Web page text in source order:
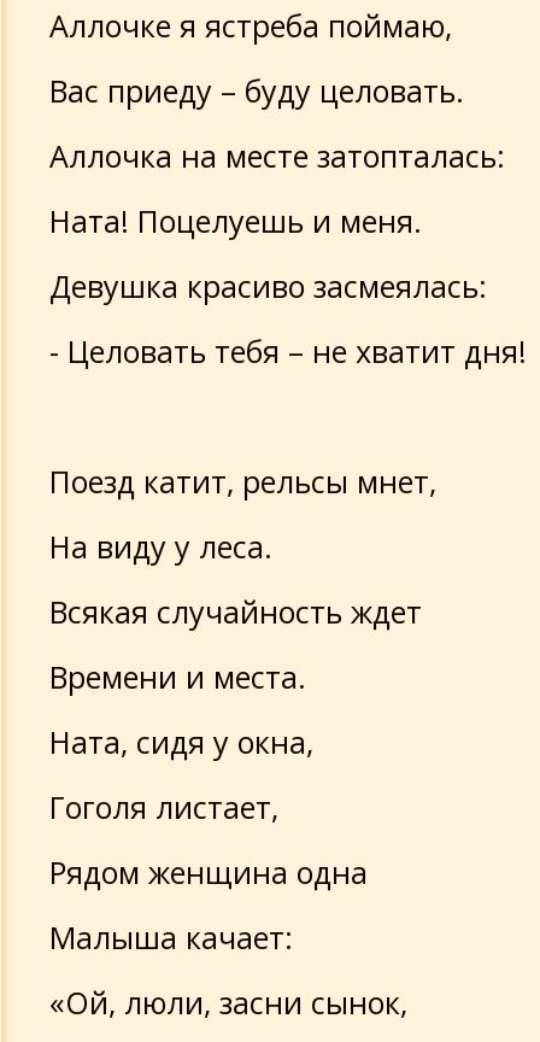
Аллочке я ястреба поймаю,
Вас приеду – буду целовать.
Аллочка на месте затопталась:
Ната! Поцелуешь и меня.
Девушка красиво засмеялась:
- Целовать тебя – не хватит дня!
Поезд катит, рельсы мнет,
На виду у леса.
Всякая случайность ждет
Времени и места.
Ната, сидя у окна,
Гоголя листает,
Рядом женщина одна
Малыша качает:
«Ой, люли, засни сынок,